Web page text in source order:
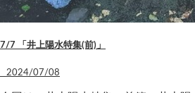
7/7 「井上陽水特集(前)」
2024/07/08